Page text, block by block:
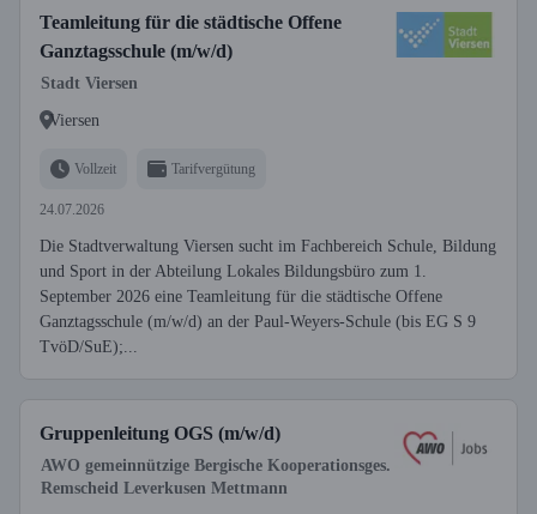
Teamleitung für die städtische Offene
Ganztagsschule (m/w/d)
Stadt Viersen
Viersen
Vollzeit Tarifvergütung
24.07.2026
Die Stadtverwaltung Viersen sucht im Fachbereich Schule, Bildung
und Sport in der Abteilung Lokales Bildungsbüro zum 1.
September 2026 eine Teamleitung für die städtische Offene
Ganztagsschule (m/w/d) an der Paul-Weyers-Schule (bis EG S 9
TvöD/SuE);...
Gruppenleitung OGS (m/w/d)
AWO gemeinnützige Bergische Kooperationsges.
Remscheid Leverkusen Mettmann